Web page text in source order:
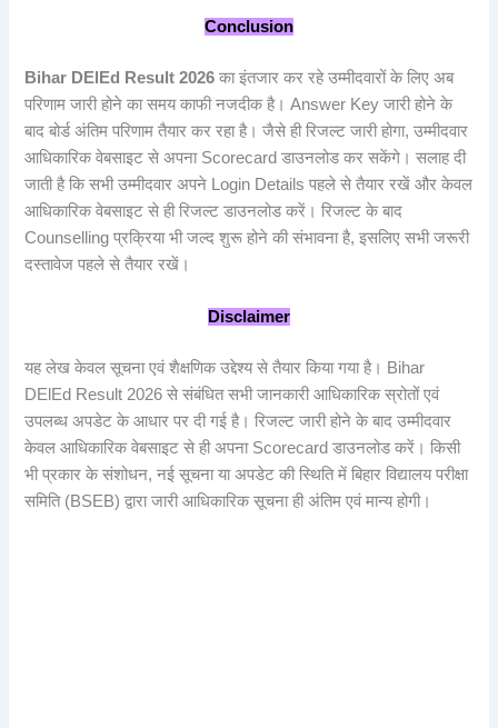
Conclusion
Bihar DElEd Result 2026 का इंतजार कर रहे उम्मीदवारों के लिए अब
परिणाम जारी होने का समय काफी नजदीक है। Answer Key जारी होने के
बाद बोर्ड अंतिम परिणाम तैयार कर रहा है। जैसे ही रिजल्ट जारी होगा, उम्मीदवार
आधिकारिक वेबसाइट से अपना Scorecard डाउनलोड कर सकेंगे। सलाह दी
जाती है कि सभी उम्मीदवार अपने Login Details पहले से तैयार रखें और केवल
आधिकारिक वेबसाइट से ही रिजल्ट डाउनलोड करें। रिजल्ट के बाद
Counselling प्रक्रिया भी जल्द शुरू होने की संभावना है, इसलिए सभी जरूरी
दस्तावेज पहले से तैयार रखें।
Disclaimer
यह लेख केवल सूचना एवं शैक्षणिक उद्देश्य से तैयार किया गया है। Bihar
DElEd Result 2026 से संबंधित सभी जानकारी आधिकारिक स्रोतों एवं
उपलब्ध अपडेट के आधार पर दी गई है। रिजल्ट जारी होने के बाद उम्मीदवार
केवल आधिकारिक वेबसाइट से ही अपना Scorecard डाउनलोड करें। किसी
भी प्रकार के संशोधन, नई सूचना या अपडेट की स्थिति में बिहार विद्यालय परीक्षा
समिति (BSEB) द्वारा जारी आधिकारिक सूचना ही अंतिम एवं मान्य होगी।